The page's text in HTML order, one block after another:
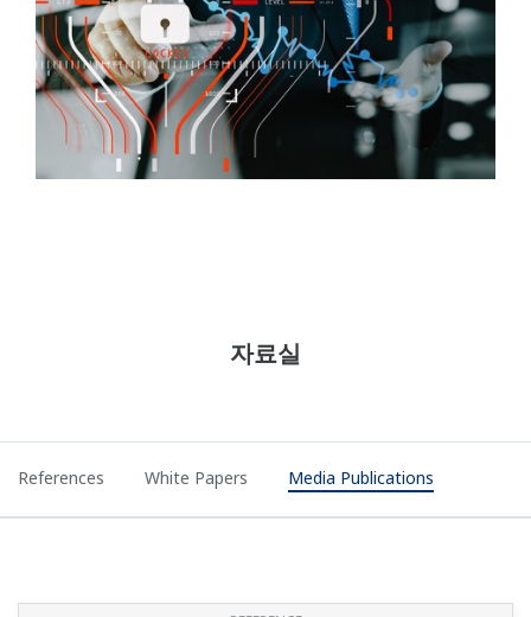
자료실
References White Papers Media Publications